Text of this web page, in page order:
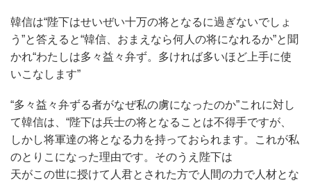
韓信は“陛下はせいぜい十万の将となるに過ぎないでしょ
う”と答えると“韓信、おまえなら何人の将になれるか”と聞
かれ“わたしは多々益々弁ず。多ければ多いほど上手に使
いこなします”
“多々益々弁ずる者がなぜ私の虜になったのか”これに対し
て韓信は、“陛下は兵士の将となることは不得手ですが、
しかし将軍達の将となる力を持っておられます。これが私
のとりこになった理由です。そのうえ陛下は
天がこの世に授けて人君とされた方で人間の力で人材とな